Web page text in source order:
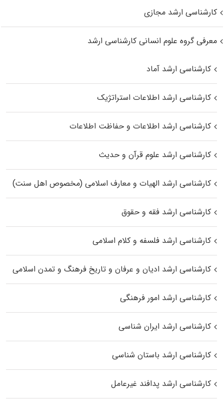
کارشناسی ارشد مجازی
معرفی گروه علوم انسانی کارشناسی ارشد
کارشناسی ارشد آماد
کارشناسی ارشد اطلاعات استراتژیک
کارشناسی ارشد اطلاعات و حفاظت اطلاعات
کارشناسی ارشد علوم قرآن و حدیث
کارشناسی ارشد الهیات و معارف اسلامی (مخصوص اهل سنت)
کارشناسی ارشد فقه و حقوق
کارشناسی ارشد فلسفه و کلام اسلامی
کارشناسی ارشد ادیان و عرفان و تاریخ فرهنگ و تمدن اسلامی
کارشناسی ارشد امور فرهنگی
کارشناسی ارشد ایران شناسی
کارشناسی ارشد باستان شناسی
کارشناسی ارشد پدافند غیرعامل